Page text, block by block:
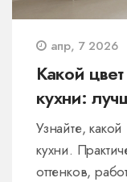
апр, 7 2026
Какой
кухни:
Узнайте,
кухни.
оттенков,